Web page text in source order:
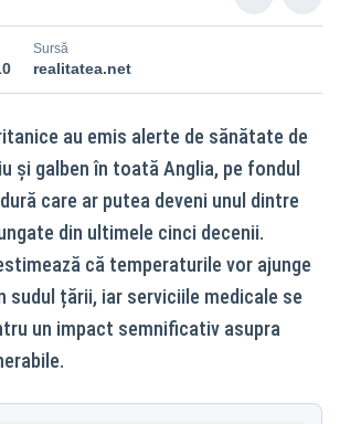
Sursă
realitatea.net
au emis alerte de sănătate de
și galben în toată Anglia, pe fondul
care ar putea deveni unul dintre
din ultimele cinci decenii.
că temperaturile vor ajunge
sudul țării, iar serviciile medicale se
un impact semnificativ asupra